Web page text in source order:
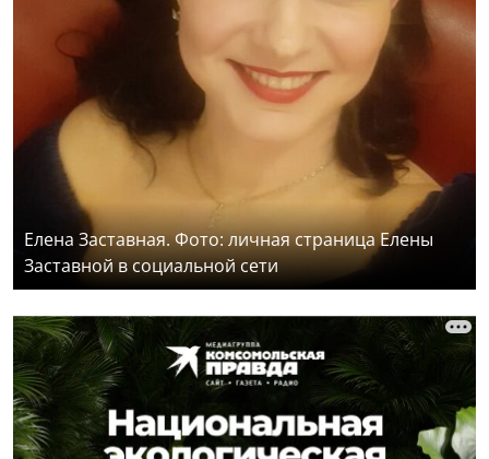
Елена Заставная. Фото: личная страница Елены
Заставной в социальной сети